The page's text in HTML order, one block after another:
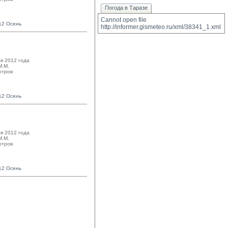
Осень
2012 года
Осень
2012 года
Осень
Погода в Таразе
Cannot open file
http://informer.gismeteo.ru/xml/38341_1.xml